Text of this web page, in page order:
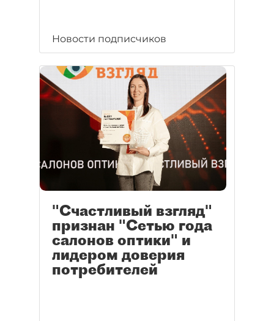
Новости подписчиков
"Счастливый взгляд"
признан "Сетью года
салонов оптики" и
лидером доверия
потребителей